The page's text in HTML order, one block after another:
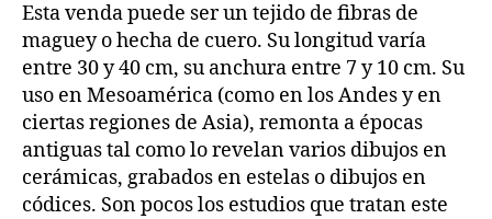
Esta venda puede ser un tejido de fibras de
maguey o hecha de cuero. Su longitud varía
entre 30 y 40 cm, su anchura entre 7 y 10 cm. Su
uso en Mesoamérica (como en los Andes y en
ciertas regiones de Asia), remonta a épocas
antiguas tal como lo revelan varios dibujos en
cerámicas, grabados en estelas o dibujos en
códices. Son pocos los estudios que tratan este